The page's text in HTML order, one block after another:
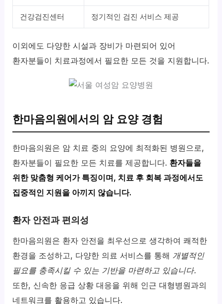
건강검진센터 정기적인 검진 서비스 제공
이외에도 다양한 시설과 장비가 마련되어 있어
환자분들이 치료과정에서 필요한 모든 것을 지원합니다.
한마음의원에서의 암 요양 경험
한마음의원은 암 치료 중의 요양에 최적화된 병원으로,
환자분들이 필요한 모든 치료를 제공합니다. 환자들을
위한 맞춤형 케어가 특징이며, 치료 후 회복 과정에서도
집중적인 지원을 아끼지 않습니다.
환자 안전과 편의성
한마음의원은 환자 안전을 최우선으로 생각하여 쾌적한
환경을 조성하고, 다양한 의료 서비스를 통해 개별적인
필요를 충족시킬 수 있는 기반을 마련하고 있습니다.
또한, 신속한 응급 상황 대응을 위해 인근 대형병원과의
네트워크를 활용하고 있습니다.